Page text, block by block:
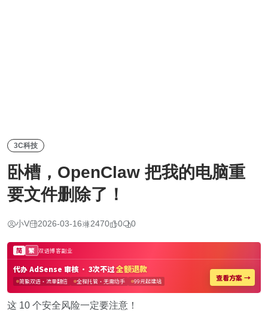
3C科技
卧槽，OpenClaw 把我的电脑重
要文件删除了！
小V 2026-03-16 2470 0 0
这 10 个安全风险一定要注意！